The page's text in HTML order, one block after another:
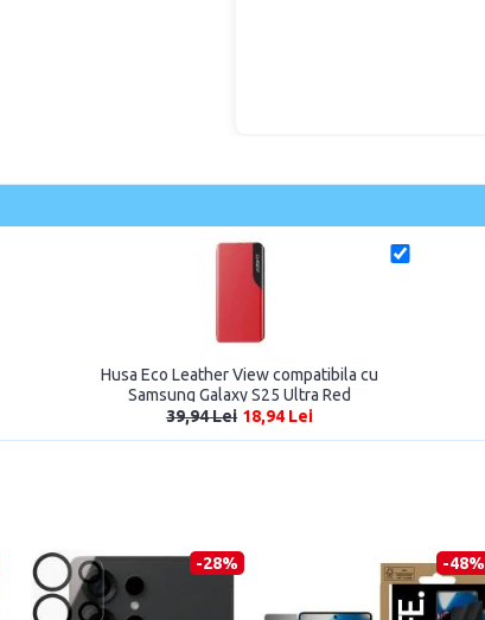
Husa Eco Leather View compatibila cu
Samsung Galaxy S25 Ultra Red
39,94 Lei 18,94 Lei
-28% -48%